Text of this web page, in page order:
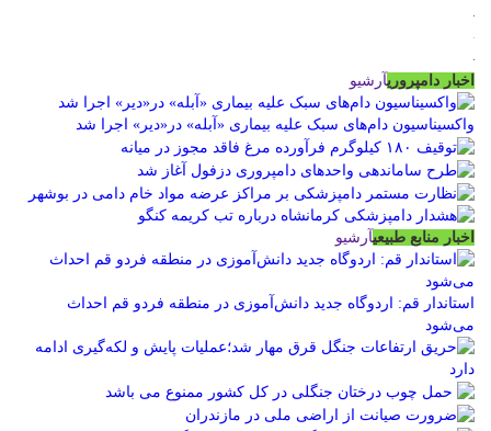
اخبار دامپروریآرشیو
واکسیناسیون دام‌های سبک علیه بیماری «آبله» در«دیر» اجرا شد
اخبار منابع طبیعیآرشیو
استاندار قم: اردوگاه جدید دانش‌آموزی در منطقه فردو قم احداث
می‌شود